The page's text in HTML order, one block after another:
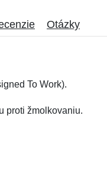
Otázky
To Work).
proti žmolkovaniu.